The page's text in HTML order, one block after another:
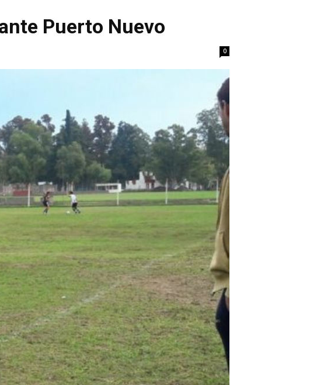
Puerto Nuevo
0